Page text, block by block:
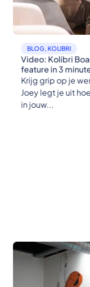
BLOG, KOLIBRI
Video: Kolibri
feature in 3
Krijg grip op je
Joey legt je uit
in jouw...